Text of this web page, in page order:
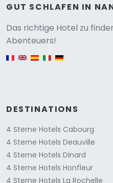
GUT SCHLAFEN IN
Das richtige Hotel zu
Abenteuers!
DESTINATIONS
4 Sterne Hotels Cabourg
4 Sterne Hotels Deauville
4 Sterne Hotels Dinard
4 Sterne Hotels Honfleur
4 Sterne Hotels La Rochelle